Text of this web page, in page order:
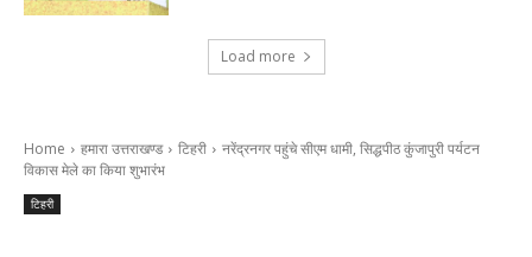
Load more